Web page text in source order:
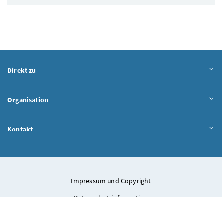
Direkt zu
Organisation
Kontakt
Impressum und Copyright